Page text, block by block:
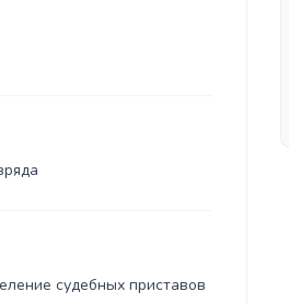
судебных приставов